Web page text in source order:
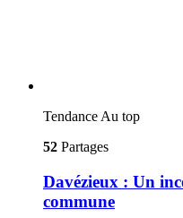
Tendance Au top
52 Partages
Davézieux : Un
commune